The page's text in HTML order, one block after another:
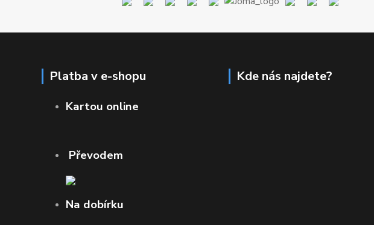
Platba v e-shopu
Kartou online
Převodem
Na dobírku
Kde nás najdete?